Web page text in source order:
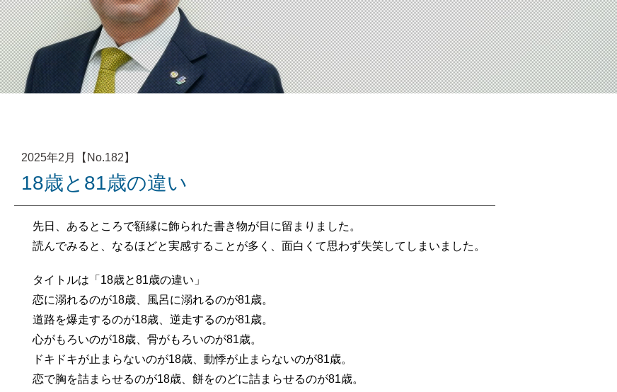
2025年2月【No.182】
18歳と81歳の違い
先日、あるところで額縁に飾られた書き物が目に留まりました。
読んでみると、なるほどと実感することが多く、面白くて思わず失笑してしまいました。
タイトルは「18歳と81歳の違い」
恋に溺れるのが18歳、風呂に溺れるのが81歳。
道路を爆走するのが18歳、逆走するのが81歳。
心がもろいのが18歳、骨がもろいのが81歳。
ドキドキが止まらないのが18歳、動悸が止まらないのが81歳。
恋で胸を詰まらせるのが18歳、餅をのどに詰まらせるのが81歳。